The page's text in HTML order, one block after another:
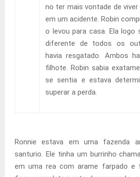
no ter mais vontade de
em um acidente. Robin
o levou para casa. Ela logo
diferente de todos os
havia resgatado. Ambos
filhote. Robin sabia
se sentia e estava
superar a perda.
Ronnie estava em uma fazenda
santurio. Ele tinha um burrinho
em uma rea com arame farpado e